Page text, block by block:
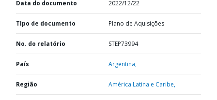
Data do documento 2022/12/22
TIpo de documento Plano de Aquisições
No. do relatório STEP73994
País Argentina,
Região América Latina e Caribe,